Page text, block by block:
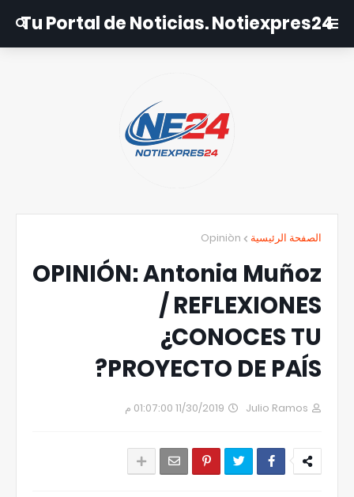
Tu Portal de Noticias. Notiexpres24
الصفحة الرئيسية Opiniòn
OPINIÓN: Antonia Muñoz
/ REFLEXIONES
¿CONOCES TU
PROYECTO DE PAÍS?
Julio Ramos 11/30/2019 01:07:00 م